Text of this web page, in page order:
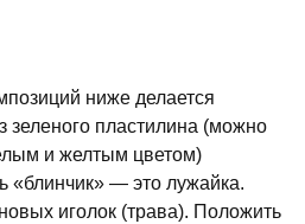
ниже делается
пластилина (можно
и желтым цветом)
«блинчик» — это лужайка.
иголок (трава). Положить